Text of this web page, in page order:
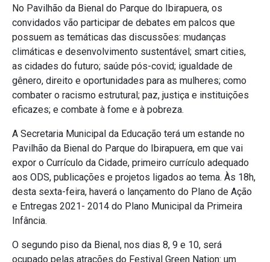
No Pavilhão da Bienal do Parque do Ibirapuera, os
convidados vão participar de debates em palcos que
possuem as temáticas das discussões: mudanças
climáticas e desenvolvimento sustentável; smart cities,
as cidades do futuro; saúde pós-covid; igualdade de
gênero, direito e oportunidades para as mulheres; como
combater o racismo estrutural; paz, justiça e instituições
eficazes; e combate à fome e à pobreza.
A Secretaria Municipal da Educação terá um estande no
Pavilhão da Bienal do Parque do Ibirapuera, em que vai
expor o Currículo da Cidade, primeiro currículo adequado
aos ODS, publicações e projetos ligados ao tema. Às 18h,
desta sexta-feira, haverá o lançamento do Plano de Ação
e Entregas 2021- 2014 do Plano Municipal da Primeira
Infância.
O segundo piso da Bienal, nos dias 8, 9 e 10, será
ocupado pelas atrações do Festival Green Nation: um